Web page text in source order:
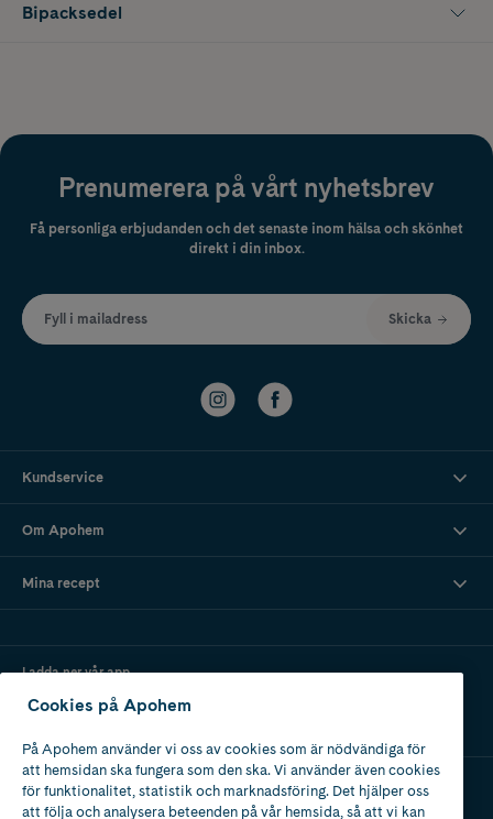
Bipacksedel
Prenumerera på vårt nyhetsbrev
Få personliga erbjudanden och det senaste inom hälsa och skönhet
direkt i din inbox.
Fyll i mailadress Skicka
Kundservice
Om Apohem
Mina recept
Ladda ner vår app
Apotek med tillstånd
Cookies på Apohem
På Apohem använder vi oss av cookies som är nödvändiga för
att hemsidan ska fungera som den ska. Vi använder även cookies
för funktionalitet, statistik och marknadsföring. Det hjälper oss
att följa och analysera beteenden på vår hemsida, så att vi kan